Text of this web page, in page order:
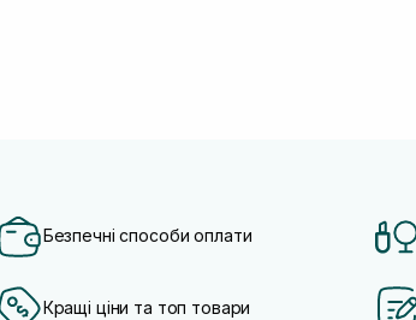
Безпечні способи оплати
Кращі ціни та топ товари